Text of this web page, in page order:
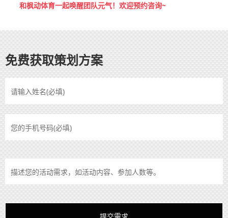
和枫动体育一起唤醒团队元气！欢迎预约咨询~
免费获取策划方案